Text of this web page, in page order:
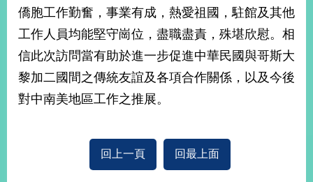
資
訊
國
家
與
地
僑胞工作勤奮，事業有成，熱愛祖國，駐館及其他
工作人員均能堅守崗位，盡職盡責，殊堪欣慰。相
信此次訪問當有助於進一步促進中華民國與哥斯大
黎加二國間之傳統友誼及各項合作關係，以及今後
對中南美地區工作之推展。
回上一頁 回最上面